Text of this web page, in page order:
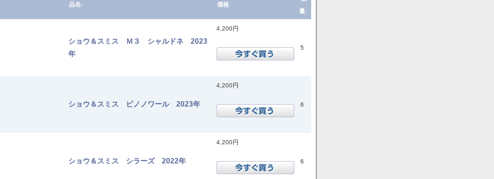
品名- 価格
量.
ショウ＆スミス Ｍ３ シャルドネ 2023
年
4,200円
5
ショウ＆スミス ピノノワール 2023年
4,200円
6
ショウ＆スミス シラーズ 2022年
4,200円
6